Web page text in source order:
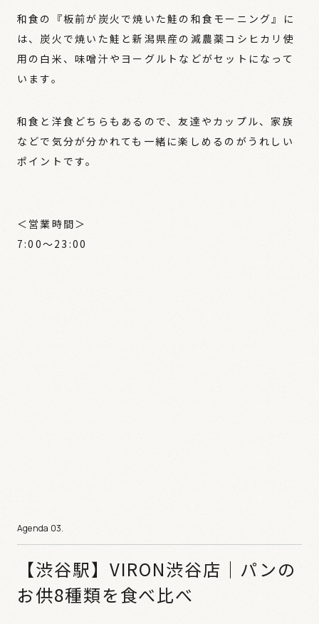
和食の『板前が炭火で焼いた鮭の和食モーニング』に
は、炭火で焼いた鮭と新潟県産の減農薬コシヒカリ使
用の白米、味噌汁やヨーグルトなどがセットになって
います。
和食と洋食どちらもあるので、友達やカップル、家族
などで気分が分かれても一緒に楽しめるのがうれしい
ポイントです。
＜営業時間＞
7:00〜23:00
【渋谷駅】VIRON渋谷店｜パンの
お供8種類を食べ比べ